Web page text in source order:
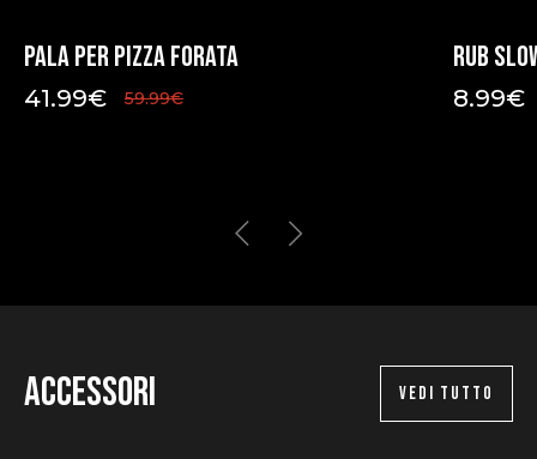
Pala per pizza forata
59.99€
41.99€
Rub
8.99€
Accessori VEDI TUTTO